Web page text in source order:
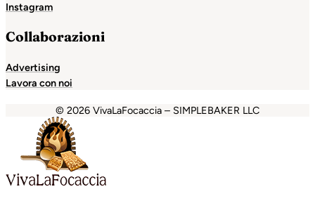
Instagram
Collaborazioni
Advertising
Lavora con noi
© 2026 VivaLaFocaccia – SIMPLEBAKER LLC
Holiganbet